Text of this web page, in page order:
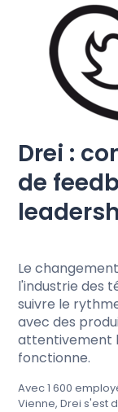
Se connecter
Drei :
de
Le
l'industrie des
suivre le
avec des
attentivement
fonctionne.
Avec 1 600
Vienne, Drei s'est